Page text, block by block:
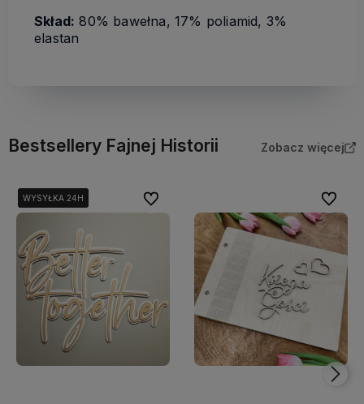
Skład: 80% bawełna, 17% poliamid, 3%
elastan
Bestsellery Fajnej Historii Zobacz więcej
WYSYŁKA 24H
WYSYŁKA 24H
WYSYŁKA 24H Do ulubionych Do